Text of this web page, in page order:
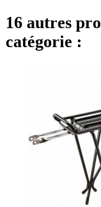
16 autres
catégorie :